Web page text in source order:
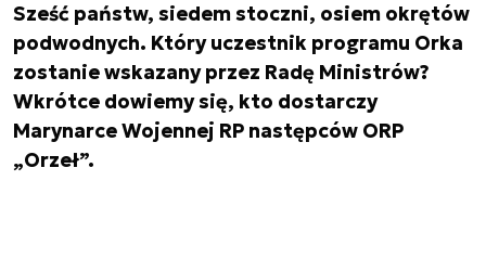
Sześć państw, siedem stoczni, osiem okrętów
podwodnych. Który uczestnik programu Orka
zostanie wskazany przez Radę Ministrów?
Wkrótce dowiemy się, kto dostarczy
Marynarce Wojennej RP następców ORP
„Orzeł”.